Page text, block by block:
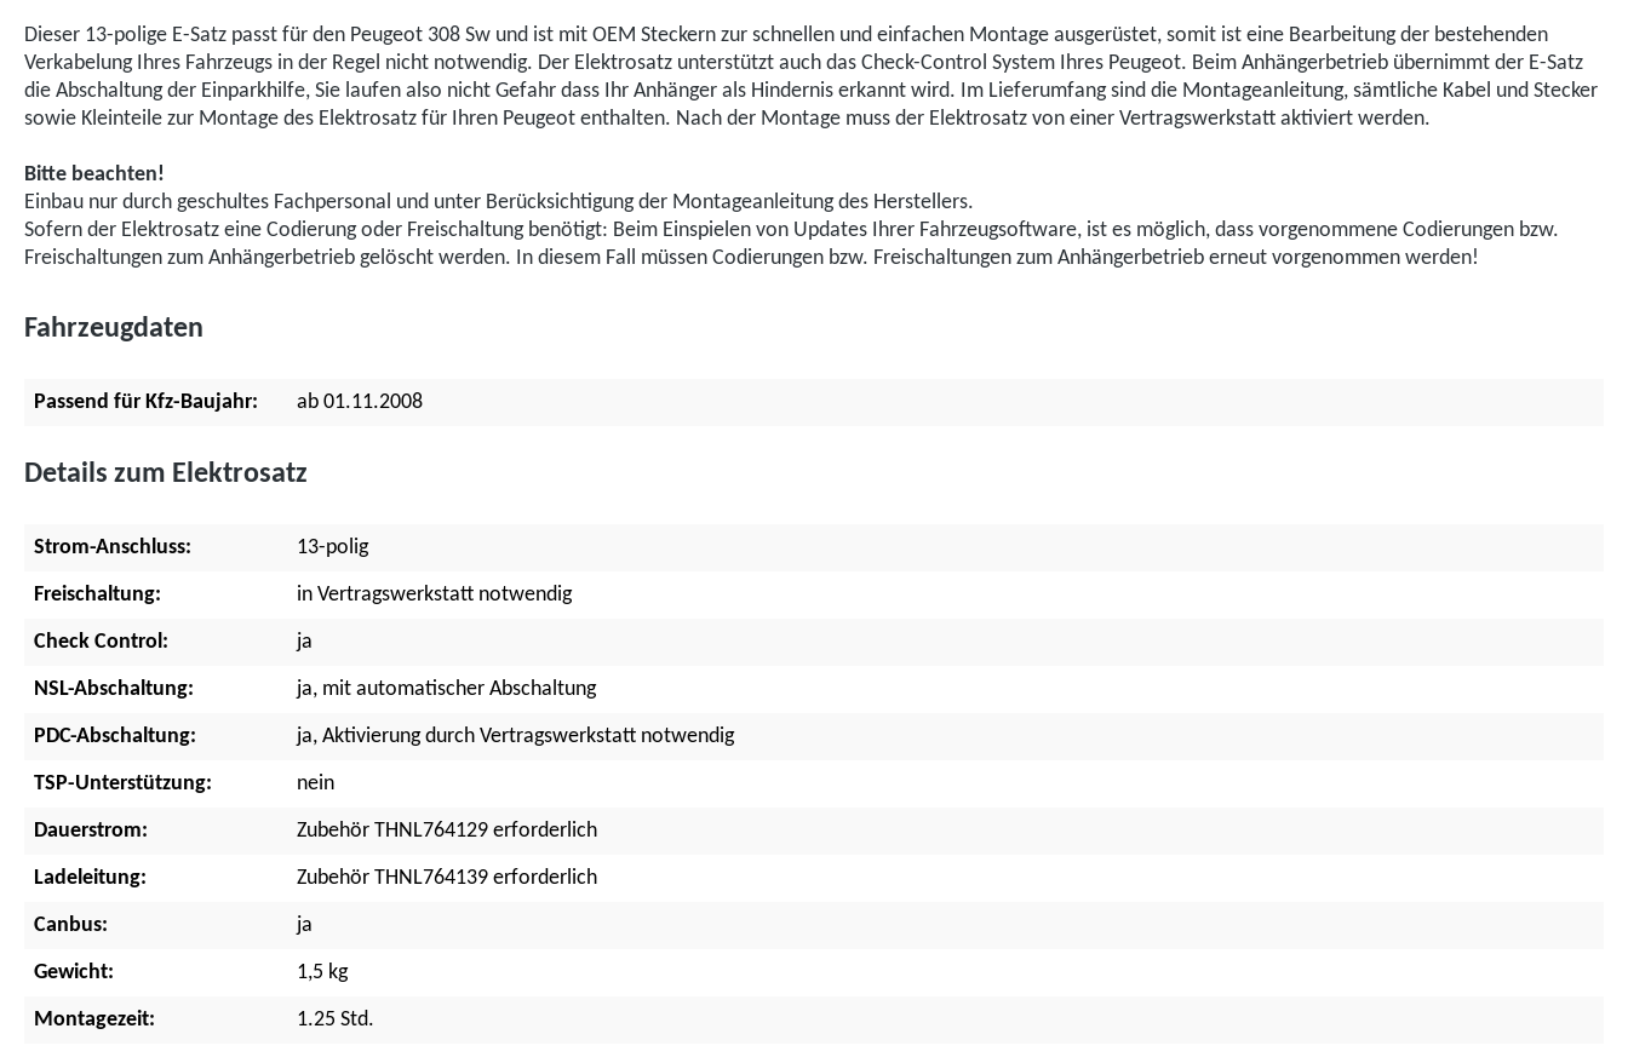
Dieser 13-polige E-Satz passt für den Peugeot 308 Sw und ist mit OEM Steckern zur schnellen und einfachen Montage ausgerüstet, somit ist eine Bearbeitung der bestehenden
Verkabelung Ihres Fahrzeugs in der Regel nicht notwendig. Der Elektrosatz unterstützt auch das Check-Control System Ihres Peugeot. Beim Anhängerbetrieb übernimmt der E-Satz
die Abschaltung der Einparkhilfe, Sie laufen also nicht Gefahr dass Ihr Anhänger als Hindernis erkannt wird. Im Lieferumfang sind die Montageanleitung, sämtliche Kabel und Stecker
sowie Kleinteile zur Montage des Elektrosatz für Ihren Peugeot enthalten. Nach der Montage muss der Elektrosatz von einer Vertragswerkstatt aktiviert werden.
Bitte beachten!
Einbau nur durch geschultes Fachpersonal und unter Berücksichtigung der Montageanleitung des Herstellers.
Sofern der Elektrosatz eine Codierung oder Freischaltung benötigt: Beim Einspielen von Updates Ihrer Fahrzeugsoftware, ist es möglich, dass vorgenommene Codierungen bzw.
Freischaltungen zum Anhängerbetrieb gelöscht werden. In diesem Fall müssen Codierungen bzw. Freischaltungen zum Anhängerbetrieb erneut vorgenommen werden!
Fahrzeugdaten
Passend für Kfz-Baujahr: ab 01.11.2008
Details zum Elektrosatz
Strom-Anschluss: 13-polig
Freischaltung: in Vertragswerkstatt notwendig
Check Control: ja
NSL-Abschaltung: ja, mit automatischer Abschaltung
PDC-Abschaltung: ja, Aktivierung durch Vertragswerkstatt notwendig
TSP-Unterstützung: nein
Dauerstrom: Zubehör THNL764129 erforderlich
Ladeleitung: Zubehör THNL764139 erforderlich
Canbus: ja
Gewicht: 1,5 kg
Montagezeit: 1.25 Std.